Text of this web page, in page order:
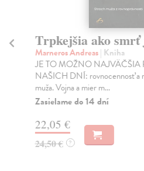
Trpkejšia ako smrť
Marneros Andreas| Kniha
JE TO MOŽNO NAJVÄČŠIA
NAŠICH DNÍ: rovnocennosť a
muža. Vojna a mier m...
Zasielame do 14 dní
22,05 €
24,50 € ?